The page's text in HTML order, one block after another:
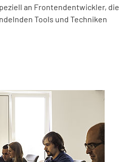
an Frontendentwickler, die
Tools und Techniken